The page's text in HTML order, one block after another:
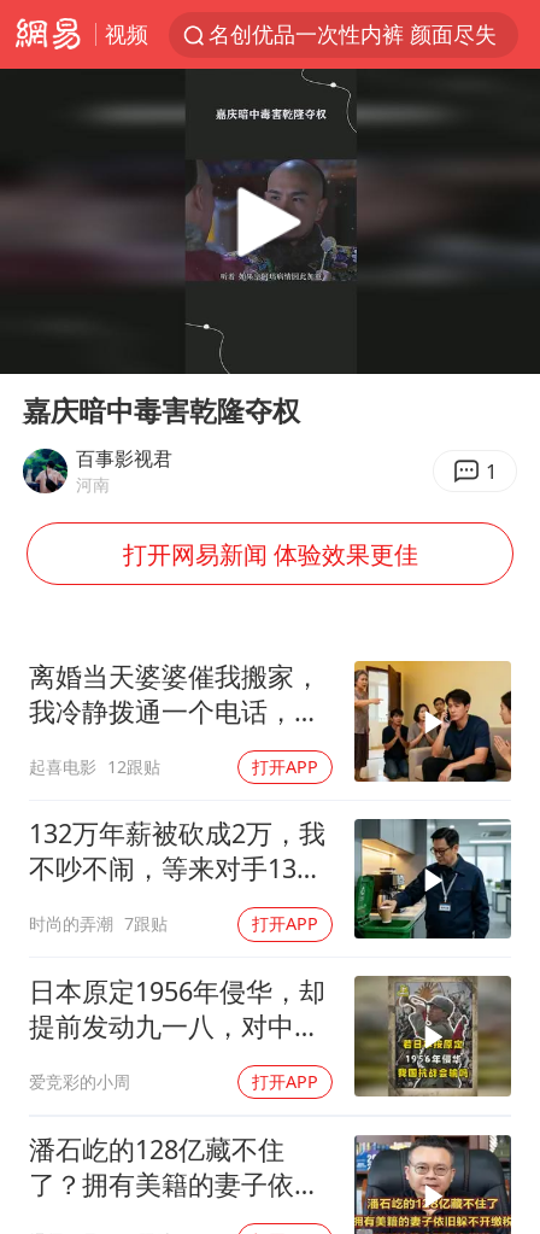
视频
名创优品一次性内裤 颜面尽失
四川宜宾3.4级地震
伊斯兰版北约来了吗
香港宏福苑火灾或由烟头引起
浙江台州《告全体市民书》
周末打虎 宋致远被查
陕西柞水泥石流已致2死 仍有1人失联
店主称换“青海拉面”招牌后生意更好
22岁女生独闯南太行失联12天
万岁山接盘烂尾恒大文旅城
习近平心系体育强国建设
Play
嘉庆暗中毒害乾隆夺权
百事影视君
河南 1
打开网易新闻 体验效果更佳
离婚当天婆婆催我搬家，
我冷静拨通一个电话，全
起喜电影 12跟贴 打开APP
132万年薪被砍成2万，我
不吵不闹，等来对手13倍
时尚的弄潮 7跟贴 打开APP
日本原定1956年侵华，却
提前发动九一八，对中国
爱竞彩的小周 打开APP
潘石屹的128亿藏不住
了？拥有美籍的妻子依旧